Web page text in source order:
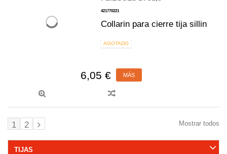
421770221
Collarin para cierre tija sillin
AGOTADO
6,05 € MÁS
Mostrar todos
1 2
TIJAS